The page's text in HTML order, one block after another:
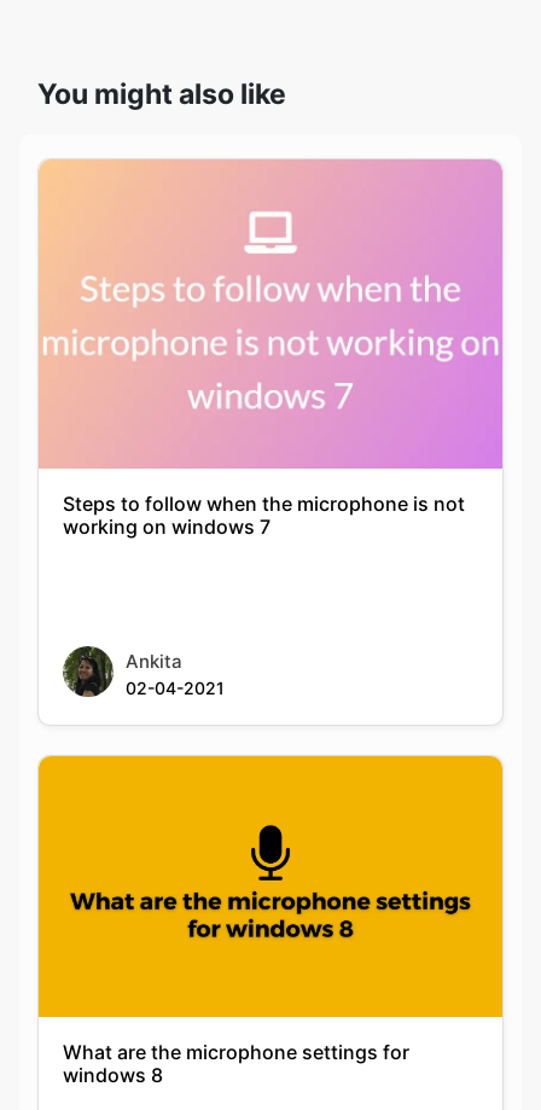
You might also like
Steps to follow when the microphone is not
working on windows 7
Ankita
02-04-2021
What are the microphone settings for
windows 8